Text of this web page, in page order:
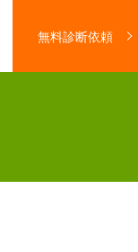
無料診断依頼